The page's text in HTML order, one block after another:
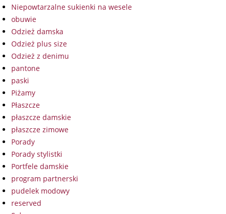
Niepowtarzalne sukienki na wesele
obuwie
Odzież damska
Odzież plus size
Odzież z denimu
pantone
paski
Piżamy
Płaszcze
płaszcze damskie
płaszcze zimowe
Porady
Porady stylistki
Portfele damskie
program partnerski
pudelek modowy
reserved